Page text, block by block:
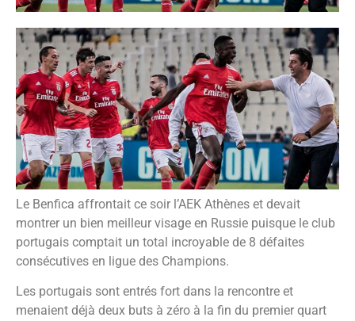
Le Benfica affrontait ce soir l’AEK Athènes et devait
montrer un bien meilleur visage en Russie puisque le club
portugais comptait un total incroyable de 8 défaites
consécutives en ligue des Champions.
Les portugais sont entrés fort dans la rencontre et
menaient déjà deux buts à zéro à la fin du premier quart